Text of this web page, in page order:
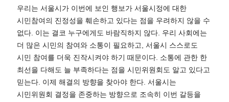
우리는 서울시가 이번에 보인 행보가 서울시정에 대한
시민참여의 진정성을 훼손하고 있다는 점을 우려하지 않을 수
없다. 이는 결코 누구에게도 바람직하지 않다. 우리 사회에는
더 많은 시민의 참여와 소통이 필요하고, 서울시 스스로도
시민 참여를 더욱 진작시켜야 하기 때문이다. 소통에 관한 한
최선을 다해도 늘 부족하다는 점을 시민위원회도 알고 있다고
믿는다. 이제 해결의 방향을 찾아야 한다. 서울시는
시민위원회 결정을 존중하는 방향으로 조속히 이번 갈등을